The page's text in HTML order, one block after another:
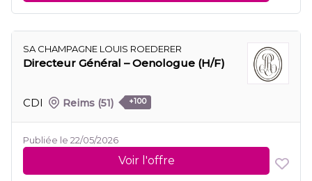
SA CHAMPAGNE LOUIS ROEDERER
Directeur Général – Oenologue (H/F)
CDI Reims (51) +100
Publiée le 22/05/2026
Voir l'offre